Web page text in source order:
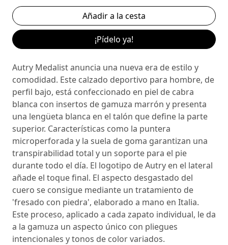
¡Pídelo ya!
Autry Medalist anuncia una nueva era de estilo y
comodidad. Este calzado deportivo para hombre, de
perfil bajo, está confeccionado en piel de cabra
blanca con insertos de gamuza marrón y presenta
una lengüeta blanca en el talón que define la parte
superior. Características como la puntera
microperforada y la suela de goma garantizan una
transpirabilidad total y un soporte para el pie
durante todo el día. El logotipo de Autry en el lateral
añade el toque final. El aspecto desgastado del
cuero se consigue mediante un tratamiento de
'fresado con piedra', elaborado a mano en Italia.
Este proceso, aplicado a cada zapato individual, le da
a la gamuza un aspecto único con pliegues
intencionales y tonos de color variados.